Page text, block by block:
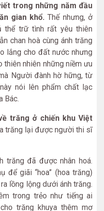
trong những năm đầu
gian khổ.Thế nhưng, ở
thể trữ tình rất yêu thiên
chan hoà cùng ánh trăng
lắng cho đất nước nhưng
thiên nhiên những niềm ưu
Người đành hờ hững, từ
nói lên phẩm chất lạc
Bác.
trăng ở chiến khu Việt
trăng lại được người thi sĩ
trăng đã được nhân hoá.
để giãi “hoa” (hoa trăng)
lồng lộng dưới ánh trăng.
trong trẻo như tiếng ai
trăng khuya thêm mơ